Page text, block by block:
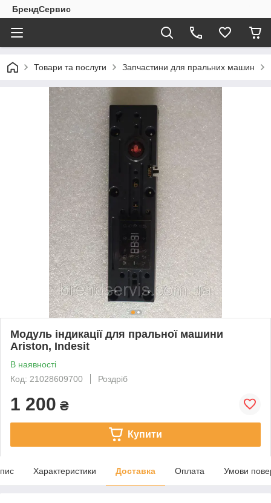
БрендСервис
Товари та послуги Запчастини для пральних машин
Модуль індикації для пральної машини
Ariston, Indesit
В наявності
Код: 21028609700
Роздріб
1 200 ₴
Купити
Характеристики Доставка Оплата Умови